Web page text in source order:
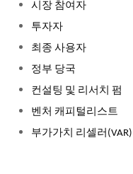
시장 참여자
투자자
최종 사용자
정부 당국
컨설팅 및 리서치 펌
벤처 캐피털리스트
부가가치 리셀러 (VAR)